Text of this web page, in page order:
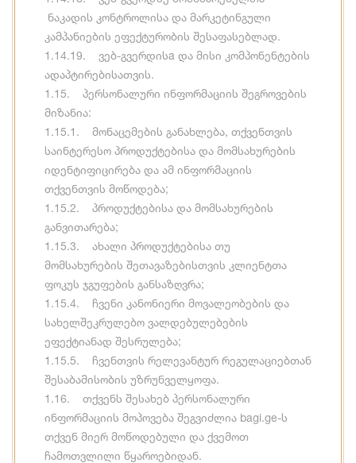
ნაკადის კონტროლისა და მარკეტინგული
კამპანიების ეფექტურობის შესაფასებლად.
1.14.19. ვებ-გვერდისa და მისი კომპონენტების
ადაპტირებისათვის.
1.15. პერსონალური ინფორმაციის შეგროვების
მიზანია:
1.15.1. მონაცემების განახლება, თქვენთვის
საინტერესო პროდუქტებისა და მომსახურების
იდენტიფიცირება და ამ ინფორმაციის
თქვენთვის მოწოდება;
1.15.2. პროდუქტებისა და მომსახურების
განვითარება;
1.15.3. ახალი პროდუქტებისა თუ
მომსახურების შეთავაზებისთვის კლიენტთა
ფოკუს ჯგუფების განსაზღვრა;
1.15.4. ჩვენი კანონიერი მოვალეობების და
სახელშეკრულებო ვალდებულებების
ეფექტიანად შესრულება;
1.15.5. ჩვენთვის რელევანტურ რეგულაციებთან
შესაბამისობის უზრუნველყოფა.
1.16. თქვენს შესახებ პერსონალური
ინფორმაციის მოპოვება შეგვიძლია bagi.ge-ს
თქვენ მიერ მოწოდებული და ქვემოთ
ჩამოთვლილი წყაროებიდან.